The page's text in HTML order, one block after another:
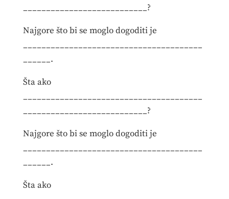
___________________________?
Najgore što bi se moglo dogoditi je
_______________________________________
______.
Šta ako
_______________________________________
___________________________?
Najgore što bi se moglo dogoditi je
_______________________________________
______.
Šta ako